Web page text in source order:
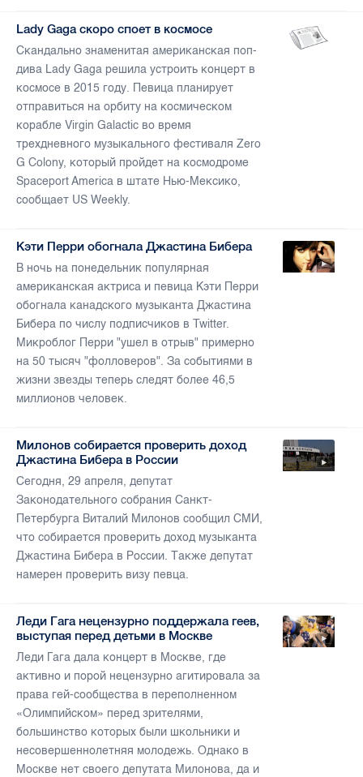
Lady Gaga скоро споет в космосе
Скандально знаменитая американская поп-
дива Lady Gaga решила устроить концерт в
космосе в 2015 году. Певица планирует
отправиться на орбиту на космическом
корабле Virgin Galactic во время
трехдневного музыкального фестиваля Zero
G Colony, который пройдет на космодроме
Spaceport America в штате Нью-Мексико,
сообщает US Weekly.
Кэти Перри обогнала Джастина Бибера
В ночь на понедельник популярная
американская актриса и певица Кэти Перри
обогнала канадского музыканта Джастина
Бибера по числу подписчиков в Twitter.
Микроблог Перри "ушел в отрыв" примерно
на 50 тысяч "фолловеров". За событиями в
жизни звезды теперь следят более 46,5
миллионов человек.
Милонов собирается проверить доход
Джастина Бибера в России
Сегодня, 29 апреля, депутат
Законодательного собрания Санкт-
Петербурга Виталий Милонов сообщил СМИ,
что собирается проверить доход музыканта
Джастина Бибера в России. Также депутат
намерен проверить визу певца.
Леди Гага нецензурно поддержала геев,
выступая перед детьми в Москве
Леди Гага дала концерт в Москве, где
активно и порой нецензурно агитировала за
права гей-сообщества в переполненном
«Олимпийском» перед зрителями,
большинство которых были школьники и
несовершеннолетняя молодежь. Однако в
Москве нет своего депутата Милонова, да и